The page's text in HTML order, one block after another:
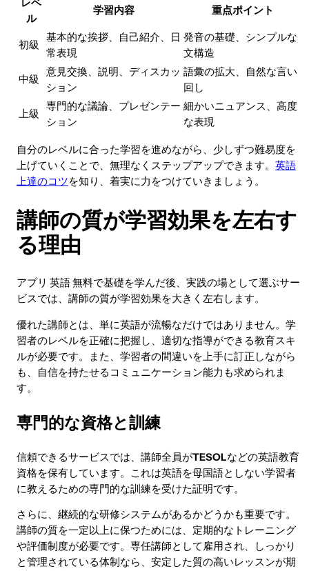
レベ
ル
学習内容 重点ポイント
初級
基本的な挨拶、自己紹介、日
常表現
発音の基礎、シンプルな
文構造
中級
意見交換、説明、ディスカッ
ション
語彙の拡大、自然な言い
回し
上級
専門的な議論、プレゼンテー
ション
細かいニュアンス、高度
な表現
自分のレベルに合った学習を進めながら、少しずつ難易度を
上げていくことで、無理なくステップアップできます。 英語
上達のコツを知り、着実に力をつけていきましょう。
講師の質が学習効果を左右す
る理由
アプリ 英語 無料で基礎を学んだ後、実践の場として選ぶサー
ビスでは、講師の質が学習効果を大きく左右します。
優れた講師とは、単に英語が流暢なだけではありません。学
習者のレベルを正確に把握し、適切な指導ができる教育スキ
ルが必要です。また、学習者の間違いを上手に訂正しながら
も、自信を持たせるコミュニケーション能力も求められま
す。
専門的な資格と訓練
信頼できるサービスでは、講師全員がTESOLなどの英語教育
資格を保有しています。これは英語を母国語としない学習者
に教えるための専門的な訓練を受けた証明です。
さらに、継続的な研修システムがあるかどうかも重要です。
講師の質を一定以上に保つためには、定期的なトレーニング
や評価制度が必要です。専任講師として雇用され、しっかり
と管理されている体制なら、安定した質の高いレッスンが期